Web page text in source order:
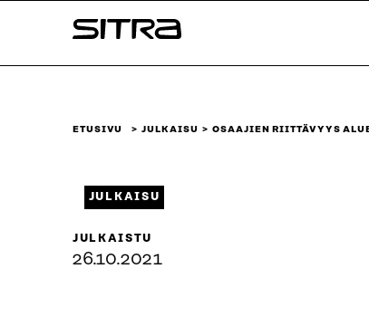
sisältöön
Sitra
ETUSIVU JULKAISU OSAAJIEN RIITTÄVYYS
JULKAISU
JULKAISTU
26.10.2021